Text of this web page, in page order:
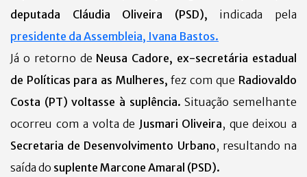
deputada Cláudia Oliveira (PSD), indicada pela
presidente da Assembleia, Ivana Bastos.
Já o retorno de Neusa Cadore, ex-secretária estadual
de Políticas para as Mulheres,fez com que Radiovaldo
Costa (PT) voltasse à suplência. Situação semelhante
ocorreu com a volta de Jusmari Oliveira, que deixou a
Secretaria de Desenvolvimento Urbano, resultando na
saída do suplente Marcone Amaral (PSD).